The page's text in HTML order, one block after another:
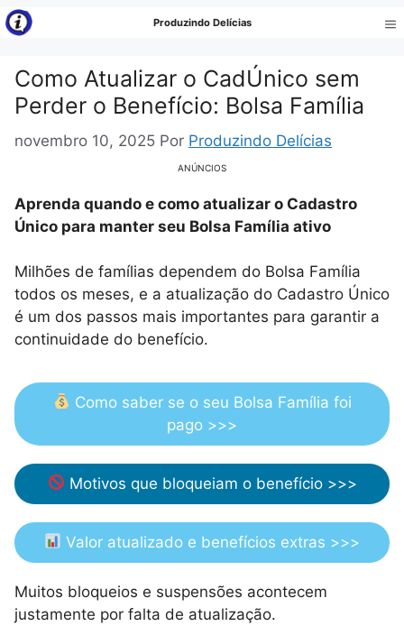
Pular
para
conteúdo
Produzindo Delícias
Como Atualizar o CadÚnico sem
Perder o Benefício: Bolsa Família
novembro 10, 2025 Por Produzindo Delícias
ANÚNCIOS
Aprenda quando e como atualizar o Cadastro
Único para manter seu Bolsa Família ativo
Milhões de famílias dependem do Bolsa Família
todos os meses, e a atualização do Cadastro Único
é um dos passos mais importantes para garantir a
continuidade do benefício.
Como saber se o seu Bolsa Família foi
pago >>>
Motivos que bloqueiam o benefício >>>
Valor atualizado e benefícios extras >>>
Muitos bloqueios e suspensões acontecem
justamente por falta de atualização.